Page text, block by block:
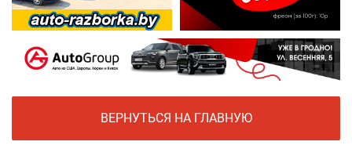
ВЕРНУТЬСЯ НА ГЛАВНУЮ